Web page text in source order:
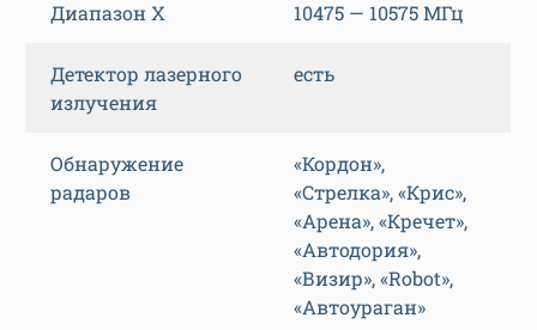
Диапазон X 10475 — 10575 МГц
Детектор лазерного
излучения
есть
Обнаружение
радаров
«Кордон»,
«Стрелка», «Крис»,
«Арена», «Кречет»,
«Автодория»,
«Визир», «Robot»,
«Автоураган»